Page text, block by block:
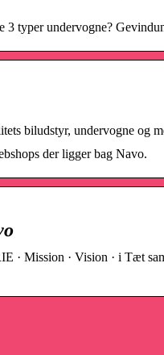
3 typer undervogne?
biludstyr, undervogne og
der ligger bag Navo.
· Vision · i Tæt